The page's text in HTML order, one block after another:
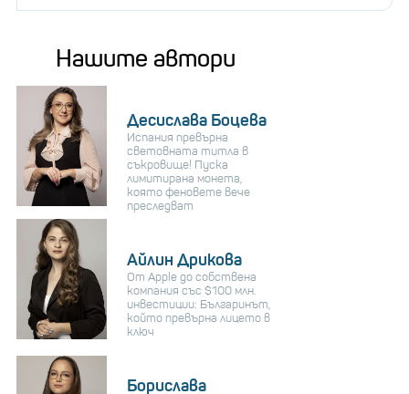
Нашите автори
Десислава Боцева
Испания превърна
световната титла в
съкровище! Пуска
лимитирана монета,
която феновете вече
преследват
Айлин Дрикова
От Apple до собствена
компания със $100 млн.
инвестиции: Българинът,
който превърна лицето в
ключ
Борислава